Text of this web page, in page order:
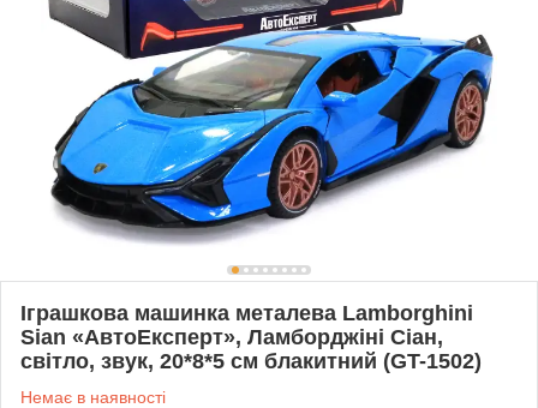
Іграшкова машинка металева Lamborghini
Sian «АвтоЕксперт», Ламборджіні Сіан,
світло, звук, 20*8*5 см блакитний (GT-1502)
Немає в наявності